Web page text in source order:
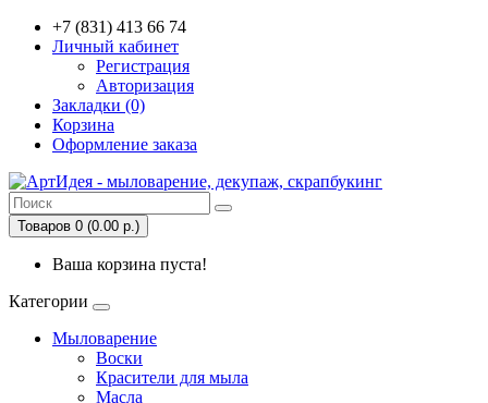
+7 (831) 413 66 74
Личный кабинет
Регистрация
Авторизация
Закладки (0)
Корзина
Оформление заказа
Товаров 0 (0.00 р.)
Ваша корзина пуста!
Категории
Мыловарение
Воски
Красители для мыла
Масла